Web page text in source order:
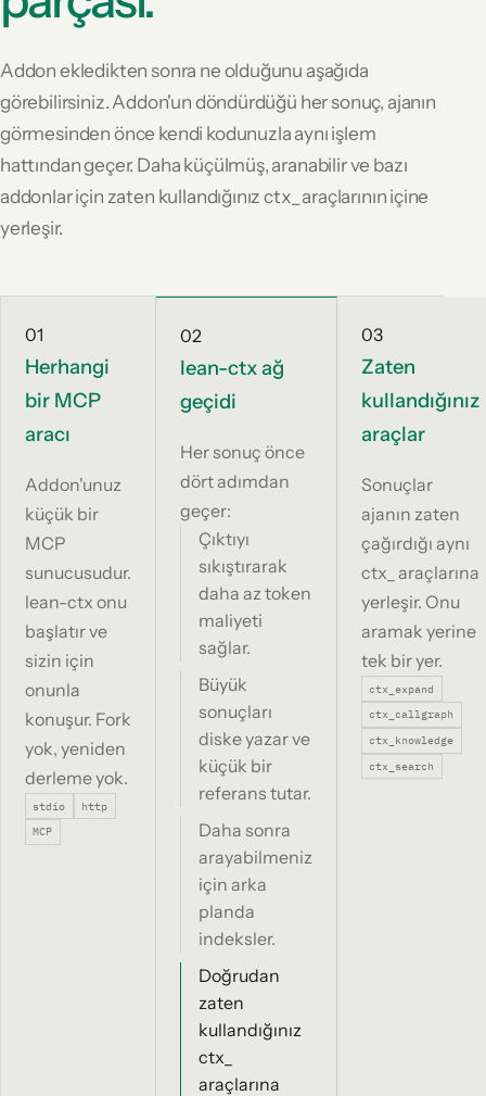
Addon ekledikten sonra ne olduğunu aşağıda
görebilirsiniz. Addon'un döndürdüğü her sonuç, ajanın
görmesinden önce kendi kodunuzla aynı işlem
hattından geçer. Daha küçülmüş, aranabilir ve bazı
addonlar için zaten kullandığınız ctx_ araçlarının içine
yerleşir.
01
Herhangi
bir MCP
aracı
Addon'unuz
küçük bir
MCP
sunucusudur.
lean-ctx onu
başlatır ve
sizin için
onunla
konuşur. Fork
yok, yeniden
derleme yok.
stdio
http
MCP
02
lean-ctx ağ
geçidi
Her sonuç önce
dört adımdan
geçer:
Çıktıyı
sıkıştırarak
daha az token
maliyeti
sağlar.
Büyük
sonuçları
diske yazar ve
küçük bir
referans tutar.
Daha sonra
arayabilmeniz
için arka
planda
indeksler.
Doğrudan
zaten
kullandığınız
ctx_
araçlarına
03
Zaten
kullandığınız
araçlar
Sonuçlar
ajanın zaten
çağırdığı aynı
ctx_ araçlarına
yerleşir. Onu
aramak yerine
tek bir yer.
ctx_expand
ctx_callgraph
ctx_knowledge
ctx_search